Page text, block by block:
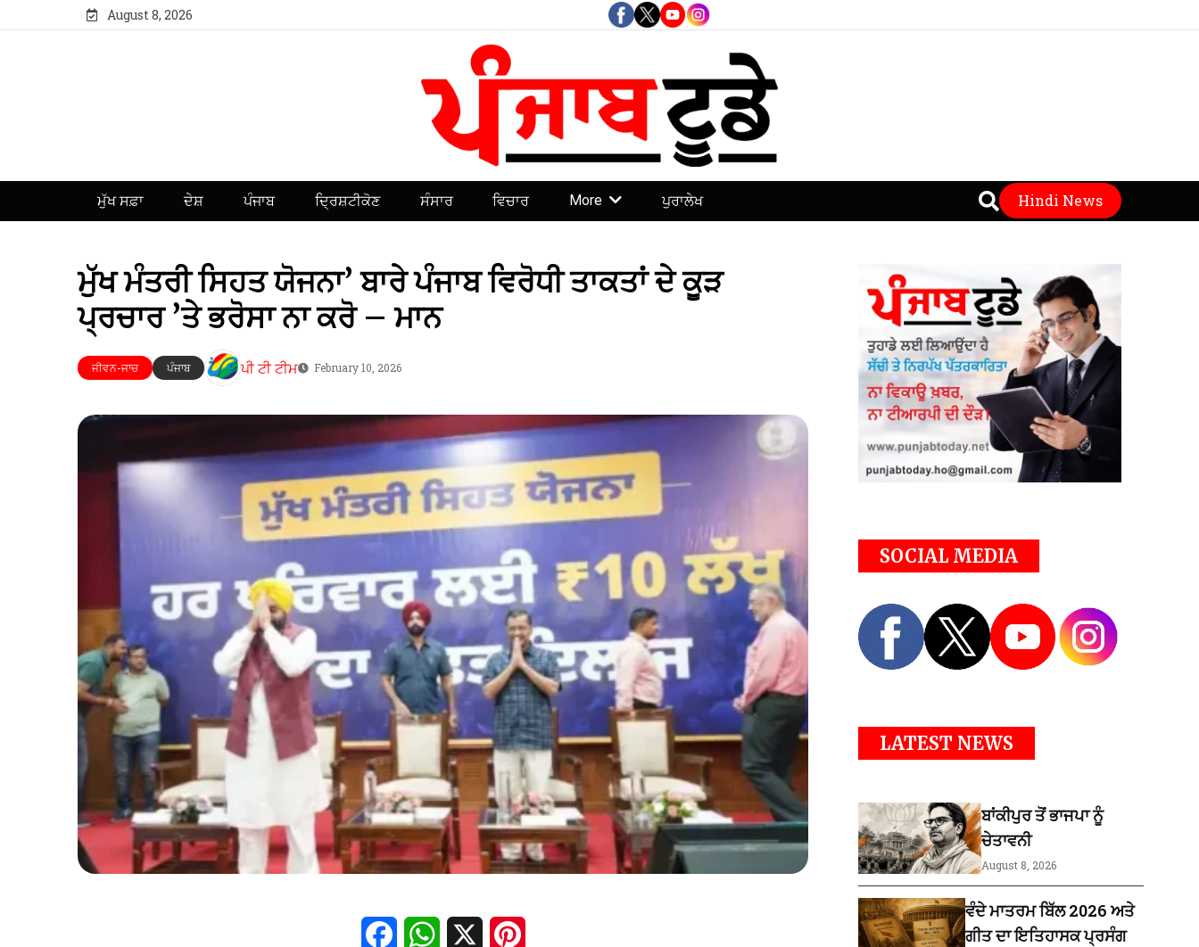
August 8, 2026
ਮੁੱਖ ਸਫ਼ਾ ਦੇਸ਼ ਪੰਜਾਬ ਦ੍ਰਿਸ਼ਟੀਕੋਣ ਸੰਸਾਰ ਵਿਚਾਰ More ਪੁਰਾਲੇਖ Hindi News
ਮੁੱਖ ਮੰਤਰੀ ਸਿਹਤ ਯੋਜਨਾ’ ਬਾਰੇ ਪੰਜਾਬ ਵਿਰੋਧੀ ਤਾਕਤਾਂ ਦੇ ਕੂੜ
ਪ੍ਰਚਾਰ ’ਤੇ ਭਰੋਸਾ ਨਾ ਕਰੋ – ਮਾਨ
ਜੀਵਨ-ਜਾਚ ਪੰਜਾਬ ਪੀ ਟੀ ਟੀਮ February 10, 2026
FacebookWhatsApp
SOCIAL MEDIA
LATEST NEWS
ਬਾਂਕੀਪੁਰ ਤੋਂ ਭਾਜਪਾ ਨੂੰ
ਚੇਤਾਵਨੀ
August 8, 2026
ਵੰਦੇ ਮਾਤਰਮ ਬਿੱਲ 2026 ਅਤੇ
ਗੀਤ ਦਾ ਇਤਿਹਾਸਕ ਪ੍ਰਸੰਗ